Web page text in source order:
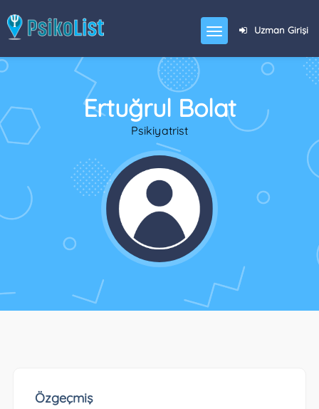
Uzman Girişi
Ertuğrul Bolat
Psikiyatrist
Özgeçmiş